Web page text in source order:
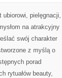
pielęgnacji,
na atrakcyjny
swój charakter
z myślą o
porad
rytuałów beauty,